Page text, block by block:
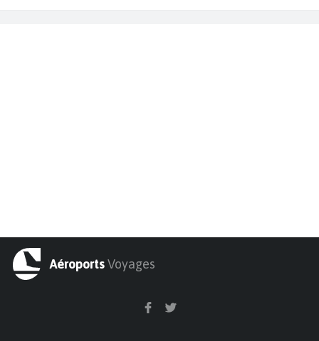
AéroportsVoyages